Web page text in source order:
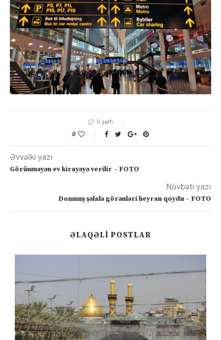
0 şərh
0
Əvvəlki yazı
Görünməyən ev kirayəyə verilir – FOTO
Növbəti yazı
Donmuş şəlalə görənləri heyran qoydu – FOTO
ƏLAQƏLI POSTLAR